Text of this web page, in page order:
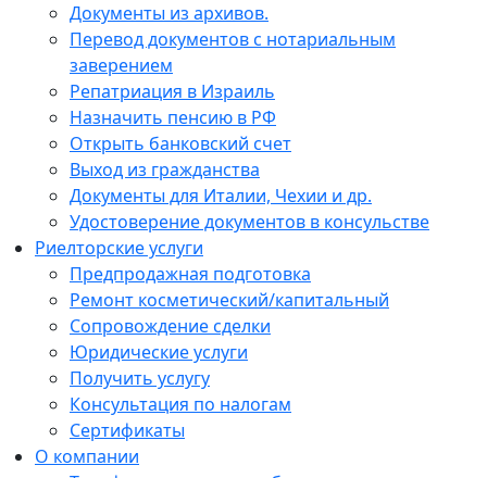
Документы из архивов.
Перевод документов с нотариальным
заверением
Репатриация в Израиль
Назначить пенсию в РФ
Открыть банковский счет
Выход из гражданства
Документы для Италии, Чехии и др.
Удостоверение документов в консульстве
Риелторские услуги
Предпродажная подготовка
Ремонт косметический/капитальный
Сопровождение сделки
Юридические услуги
Получить услугу
Консультация по налогам
Сертификаты
О компании